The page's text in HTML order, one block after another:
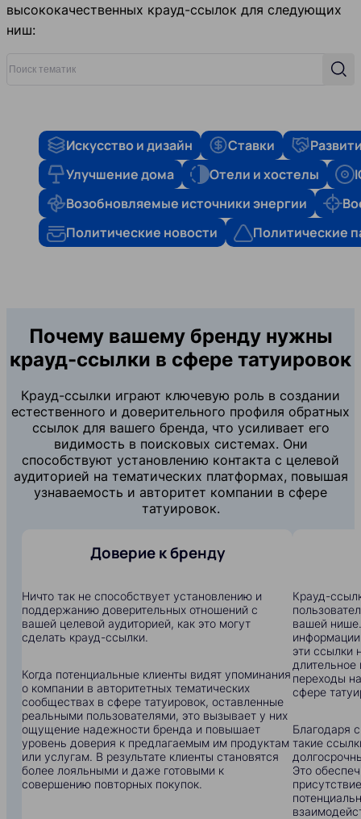
высококачественных крауд-ссылок для следующих
ниш:
Искусство и дизайн Ставки
Улучшение дома
Отели и хостелы
Возобновляемые источники энергии
Политические новости
Политические
Почему вашему бренду нужны
крауд-ссылки в сфере татуировок
Крауд-ссылки играют ключевую роль в создании
естественного и доверительного профиля обратных
ссылок для вашего бренда, что усиливает его
видимость в поисковых системах. Они
способствуют установлению контакта с целевой
аудиторией на тематических платформах, повышая
узнаваемость и авторитет компании в сфере
татуировок.
Доверие к бренду
Ничто так не способствует установлению и
поддержанию доверительных отношений с
вашей целевой аудиторией, как это могут
сделать крауд-ссылки.
Когда потенциальные клиенты видят упоминания
о компании в авторитетных тематических
сообществах в сфере татуировок, оставленные
реальными пользователями, это вызывает у них
ощущение надежности бренда и повышает
уровень доверия к предлагаемым им продуктам
или услугам. В результате клиенты становятся
более лояльными и даже готовыми к
совершению повторных покупок.
Крауд-
вашей
эти ссылки
переходы
сфере
Благодаря
такие
Это